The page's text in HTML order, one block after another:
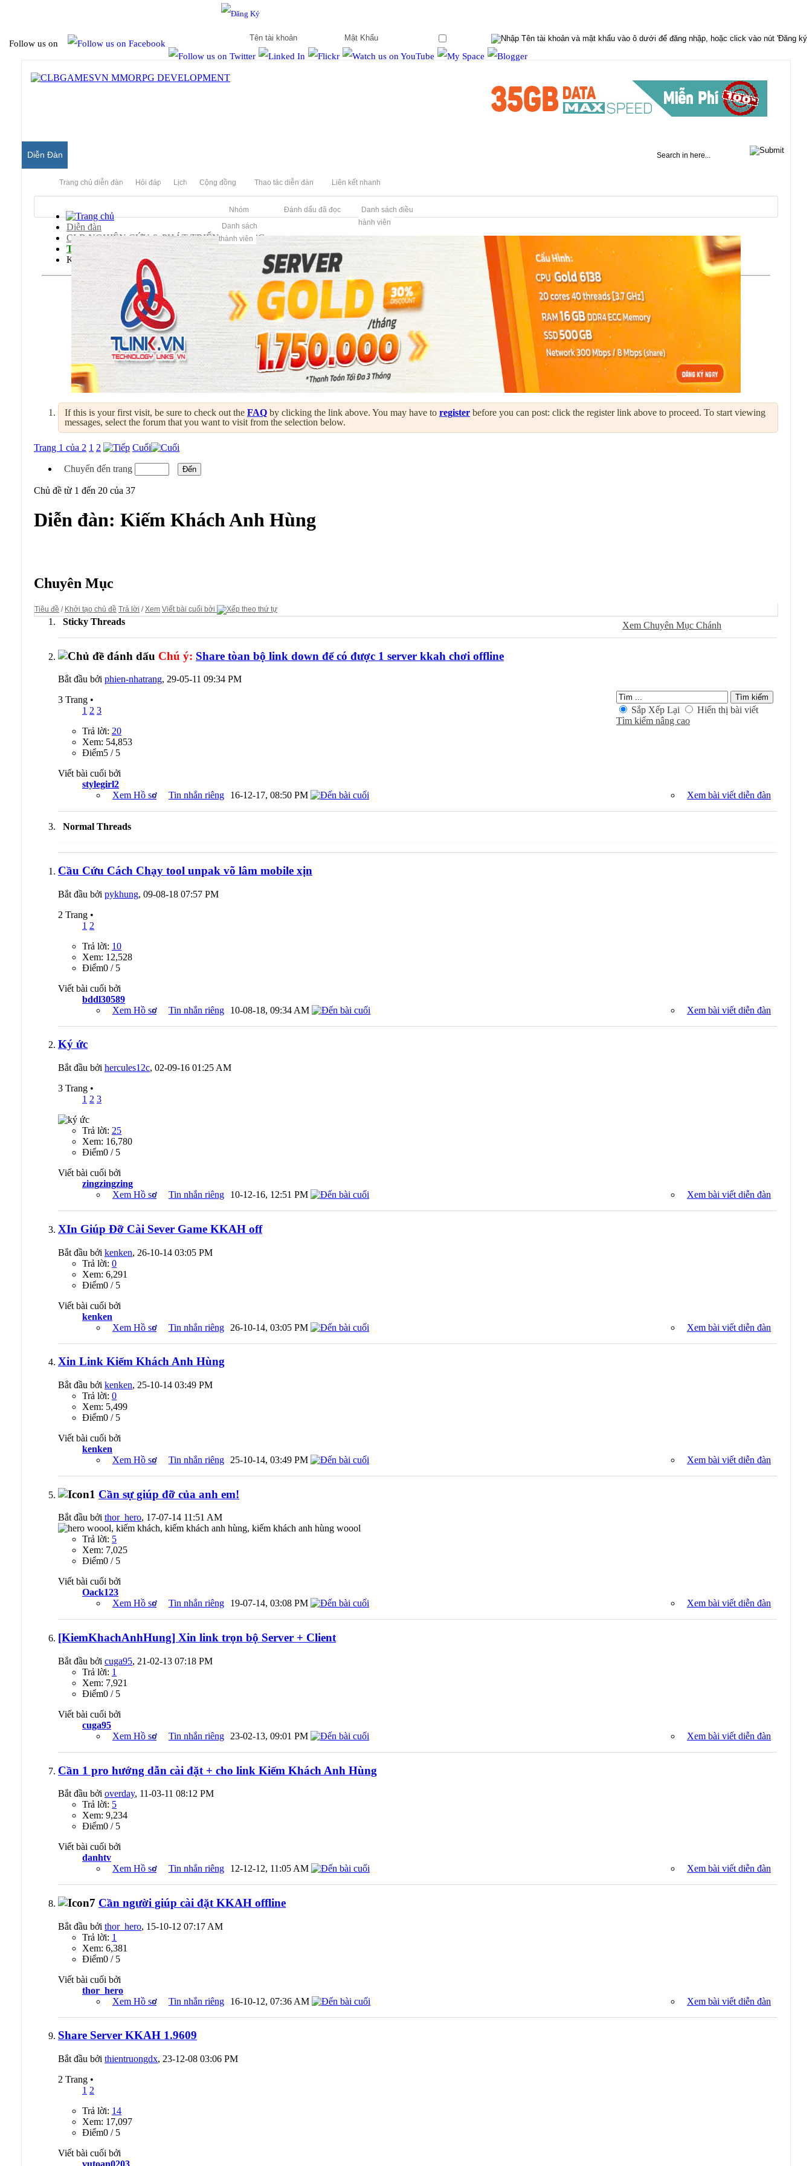
Follow us on
Diễn Đàn
Trang chủ diễn đàn Hỏi đáp Lịch Cộng đồng
Nhóm
Danh sách
thành viên
Thao tác diễn đàn
Đánh dấu đã đọc
Liên kết nhanh
Danh sách điều
hành viên
Diễn đàn
CLB NGHIÊN CỨU & PHÁT TRIỂN MMORPG
Tổng Hợp Các Server Games Khác
Kiếm Khách Anh Hùng
If this is your first visit, be sure to check out the FAQ by clicking the link above. You may have to register before you can post: click the register link above to proceed. To start viewing
messages, select the forum that you want to visit from the selection below.
Trang 1 của 2 1 2 Cuối
Chuyển đến trang
Chủ đề từ 1 đến 20 của 37
Diễn đàn: Kiếm Khách Anh Hùng
Ðánh Dấu Ðã Ðọc
Xem Chuyên Mục Chánh
Sắp Xếp Lại
Hiển thị bài viết
Tìm kiếm nâng cao
Chuyên Mục
Tiêu đề / Khởi tạo chủ đề Trả lời /Xem Viết bài cuối bởi
Sticky Threads
Chú ý: Share tòan bộ link down để có được 1 server kkah chơi offline
Bắt đầu bởi phien-nhatrang, 29-05-11 09:34 PM
3 Trang •
1 2 3
Trả lời: 20
Xem: 54,853
Ðiểm5 / 5
Viết bài cuối bởi
stylegirl2
Xem Hồ sơ
Xem bài viết diễn đàn
Tin nhắn riêng 16-12-17, 08:50 PM
Normal Threads
Cầu Cứu Cách Chạy tool unpak võ lâm mobile xịn
Bắt đầu bởi pykhung, 09-08-18 07:57 PM
2 Trang •
1 2
Trả lời: 10
Xem: 12,528
Ðiểm0 / 5
Viết bài cuối bởi
bddl30589
Xem Hồ sơ
Xem bài viết diễn đàn
Tin nhắn riêng 10-08-18, 09:34 AM
Ký ức
Bắt đầu bởi hercules12c, 02-09-16 01:25 AM
3 Trang •
1 2 3
Trả lời: 25
Xem: 16,780
Ðiểm0 / 5
Viết bài cuối bởi
zingzingzing
Xem Hồ sơ
Xem bài viết diễn đàn
Tin nhắn riêng 10-12-16, 12:51 PM
XIn Giúp Đỡ Cài Sever Game KKAH off
Bắt đầu bởi kenken, 26-10-14 03:05 PM
Trả lời: 0
Xem: 6,291
Ðiểm0 / 5
Viết bài cuối bởi
kenken
Xem Hồ sơ
Xem bài viết diễn đàn
Tin nhắn riêng 26-10-14, 03:05 PM
Xin Link Kiếm Khách Anh Hùng
Bắt đầu bởi kenken, 25-10-14 03:49 PM
Trả lời: 0
Xem: 5,499
Ðiểm0 / 5
Viết bài cuối bởi
kenken
Xem Hồ sơ
Xem bài viết diễn đàn
Tin nhắn riêng 25-10-14, 03:49 PM
Cần sự giúp đỡ của anh em!
Bắt đầu bởi thor_hero, 17-07-14 11:51 AM
Trả lời: 5
Xem: 7,025
Ðiểm0 / 5
Viết bài cuối bởi
Oack123
Xem Hồ sơ
Xem bài viết diễn đàn
Tin nhắn riêng 19-07-14, 03:08 PM
[KiemKhachAnhHung] Xin link trọn bộ Server + Client
Bắt đầu bởi cuga95, 21-02-13 07:18 PM
Trả lời: 1
Xem: 7,921
Ðiểm0 / 5
Viết bài cuối bởi
cuga95
Xem Hồ sơ
Xem bài viết diễn đàn
Tin nhắn riêng 23-02-13, 09:01 PM
Cần 1 pro hướng dẫn cài đặt + cho link Kiếm Khách Anh Hùng
Bắt đầu bởi overday, 11-03-11 08:12 PM
Trả lời: 5
Xem: 9,234
Ðiểm0 / 5
Viết bài cuối bởi
danhtv
Xem Hồ sơ
Xem bài viết diễn đàn
Tin nhắn riêng 12-12-12, 11:05 AM
Cần người giúp cài đặt KKAH offline
Bắt đầu bởi thor_hero, 15-10-12 07:17 AM
Trả lời: 1
Xem: 6,381
Ðiểm0 / 5
Viết bài cuối bởi
thor_hero
Xem Hồ sơ
Xem bài viết diễn đàn
Tin nhắn riêng 16-10-12, 07:36 AM
Share Server KKAH 1.9609
Bắt đầu bởi thientruongdx, 23-12-08 03:06 PM
2 Trang •
1 2
Trả lời: 14
Xem: 17,097
Ðiểm0 / 5
Viết bài cuối bởi